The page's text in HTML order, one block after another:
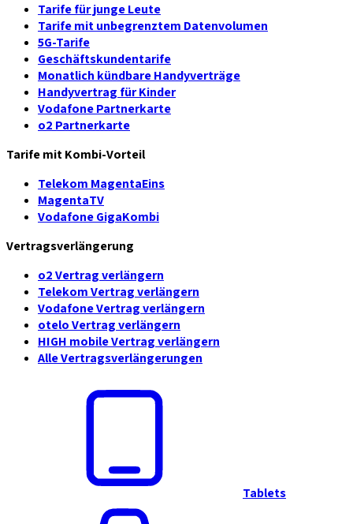
Tarife für junge Leute
Tarife mit unbegrenztem Datenvolumen
5G-Tarife
Geschäftskundentarife
Monatlich kündbare Handyverträge
Handyvertrag für Kinder
Vodafone Partnerkarte
o2 Partnerkarte
Tarife mit Kombi-Vorteil
Telekom MagentaEins
MagentaTV
Vodafone GigaKombi
Vertragsverlängerung
o2 Vertrag verlängern
Telekom Vertrag verlängern
Vodafone Vertrag verlängern
otelo Vertrag verlängern
HIGH mobile Vertrag verlängern
Alle Vertragsverlängerungen
Tablets